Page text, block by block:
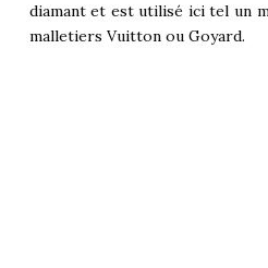
diamant et est utilisé ici tel un
malletiers Vuitton ou Goyard.